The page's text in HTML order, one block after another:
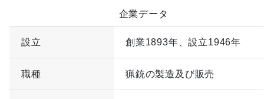
企業データ
設立 創業1893年、設立1946年
職種 猟銃の製造及び販売